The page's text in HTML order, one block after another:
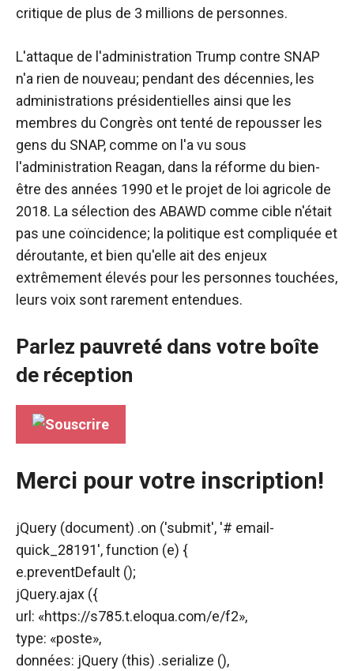
critique de plus de 3 millions de personnes.
L'attaque de l'administration Trump contre SNAP
n'a rien de nouveau; pendant des décennies, les
administrations présidentielles ainsi que les
membres du Congrès ont tenté de repousser les
gens du SNAP, comme on l'a vu sous
l'administration Reagan, dans la réforme du bien-
être des années 1990 et le projet de loi agricole de
2018. La sélection des ABAWD comme cible n'était
pas une coïncidence; la politique est compliquée et
déroutante, et bien qu'elle ait des enjeux
extrêmement élevés pour les personnes touchées,
leurs voix sont rarement entendues.
Parlez pauvreté dans votre boîte
de réception
Merci pour votre inscription!
jQuery (document) .on ('submit', '# email-
quick_28191', function (e) {
e.preventDefault ();
jQuery.ajax ({
url: «https://s785.t.eloqua.com/e/f2»,
type: «poste»,
données: jQuery (this) .serialize (),